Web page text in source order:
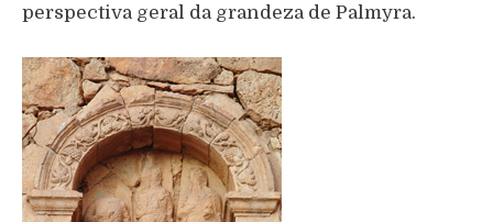
perspectiva geral da grandeza de Palmyra.